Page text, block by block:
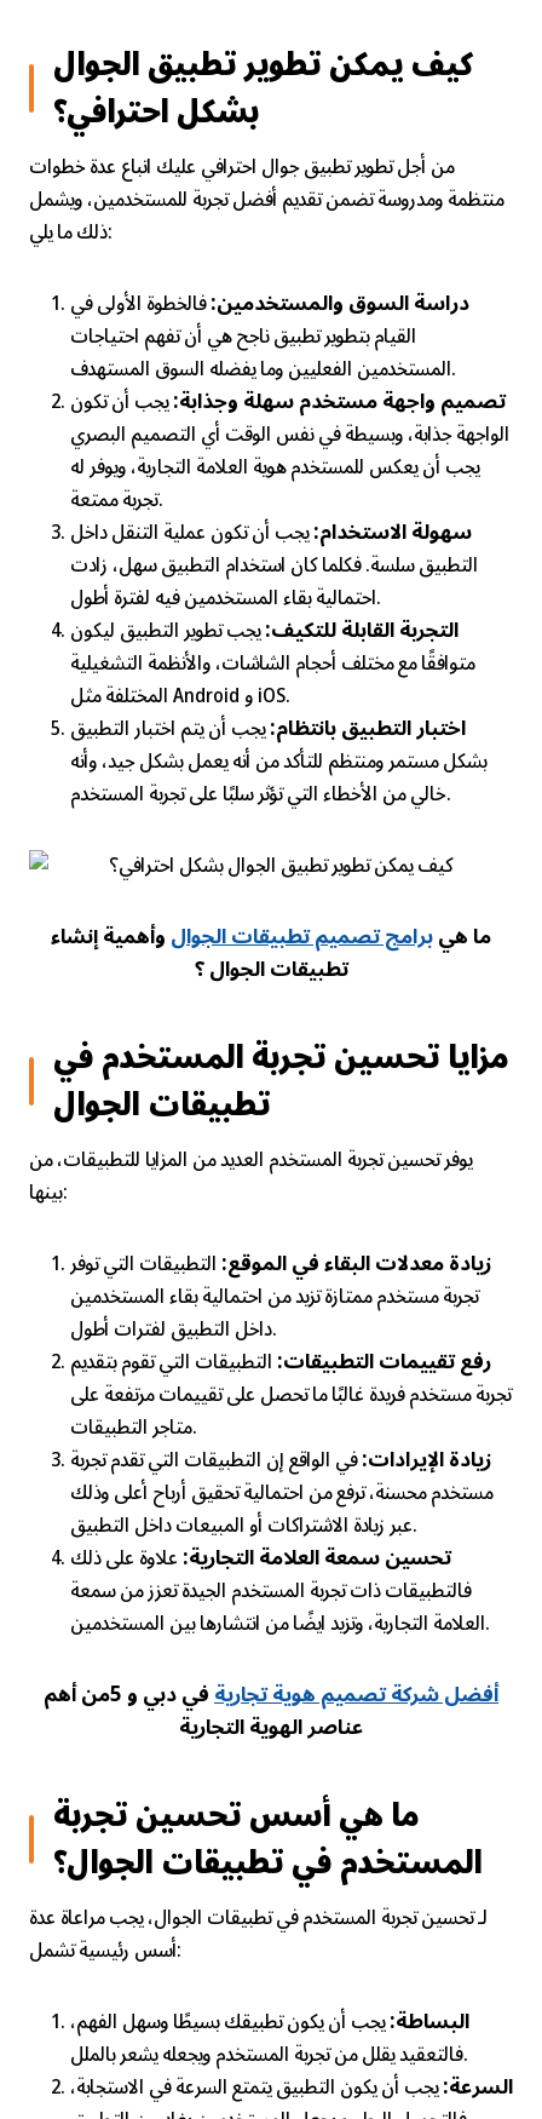
كيف يمكن تطوير تطبيق الجوال
بشكل احترافي؟
من أجل تطوير تطبيق جوال احترافي عليك اتباع عدة خطوات
منتظمة ومدروسة تضمن تقديم أفضل تجربة للمستخدمين، ويشمل
ذلك ما يلي:
دراسة السوق والمستخدمين:فالخطوة الأولى في
القيام بتطوير تطبيق ناجح هي أن تفهم احتياجات
المستخدمين الفعليين وما يفضله السوق المستهدف.
تصميم واجهة مستخدم سهلة وجذابة:يجب أن تكون
الواجهة جذابة، وبسيطة في نفس الوقت أي التصميم البصري
يجب أن يعكس للمستخدم هوية العلامة التجارية، ويوفر له
تجربة ممتعة.
سهولة الاستخدام:يجب أن تكون عملية التنقل داخل
التطبيق سلسة. فكلما كان استخدام التطبيق سهل، زادت
احتمالية بقاء المستخدمين فيه لفترة أطول.
التجربة القابلة للتكيف:يجب تطوير التطبيق ليكون
متوافقًا مع مختلف أحجام الشاشات، والأنظمة التشغيلية
المختلفة مثل Android و iOS.
اختبار التطبيق بانتظام:يجب أن يتم اختبار التطبيق
بشكل مستمر ومنتظم للتأكد من أنه يعمل بشكل جيد، وأنه
خالي من الأخطاء التي تؤثر سلبًا على تجربة المستخدم.
ما هيبرامج تصميم تطبيقات الجوالوأهمية إنشاء
تطبيقات الجوال ؟
مزايا تحسين تجربة المستخدم في
تطبيقات الجوال
يوفر تحسين تجربة المستخدم العديد من المزايا للتطبيقات، من
بينها:
زيادة معدلات البقاء في الموقع:التطبيقات التي توفر
تجربة مستخدم ممتازة تزيد من احتمالية بقاء المستخدمين
داخل التطبيق لفترات أطول.
رفع تقييمات التطبيقات:التطبيقات التي تقوم بتقديم
تجربة مستخدم فريدة غالبًا ما تحصل على تقييمات مرتفعة على
متاجر التطبيقات.
زيادة الإيرادات:في الواقع إن التطبيقات التي تقدم تجربة
مستخدم محسنة، ترفع من احتمالية تحقيق أرباح أعلى وذلك
عبر زيادة الاشتراكات أو المبيعات داخل التطبيق.
تحسين سمعة العلامة التجارية:علاوة على ذلك
فالتطبيقات ذات تجربة المستخدم الجيدة تعزز من سمعة
العلامة التجارية، وتزيد ايضًا من انتشارها بين المستخدمين.
أفضل شركة تصميم هوية تجارية
في دبي و 5من أهم
عناصر الهوية التجارية
ما هي أسس تحسين تجربة
المستخدم في تطبيقات الجوال؟
لـ تحسين تجربة المستخدم في تطبيقات الجوال، يجب مراعاة عدة
أسس رئيسية تشمل:
البساطة:يجب أن يكون تطبيقك بسيطًا وسهل الفهم،
فالتعقيد يقلل من تجربة المستخدم ويجعله يشعر بالملل.
السرعة:يجب أن يكون التطبيق يتمتع السرعة في الاستجابة،